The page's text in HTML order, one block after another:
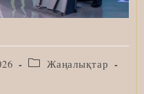
Post Жаңалықтар